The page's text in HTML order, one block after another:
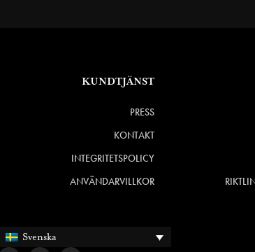
KUNDTJÄNST
PRESS
KONTAKT
INTEGRITETSPOLICY
ANVÄNDARVILLKOR
Svenska